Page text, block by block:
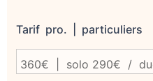
Tarif pro. | particuliers